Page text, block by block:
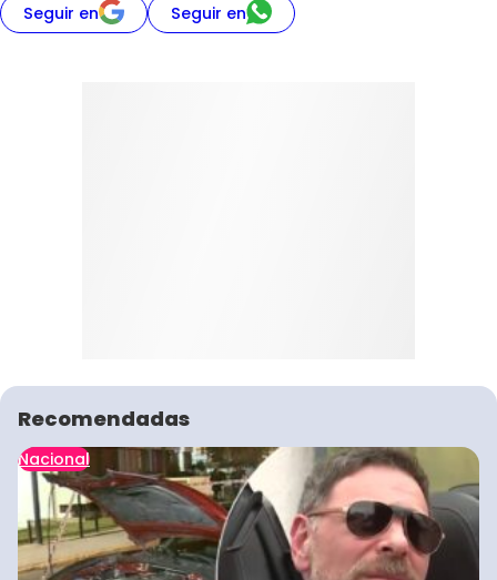
Seguir en Seguir en
Recomendadas
Nacional